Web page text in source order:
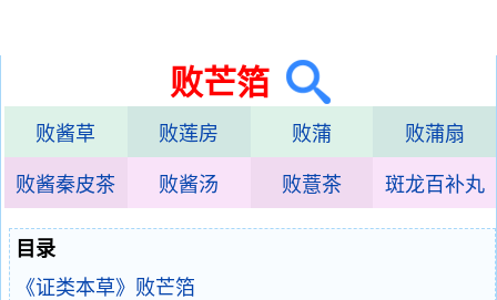
败芒箔
败酱草 败莲房 败蒲 败蒲扇
败酱秦皮茶 败酱汤 败薏茶 斑龙百补丸
目录
《证类本草》败芒箔